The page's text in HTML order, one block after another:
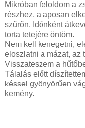
Mikróban feloldom a
részhez, alaposan
szűrőn. Időnként
torta tetejére öntöm.
Nem kell kenegetni,
eloszlatni a mázat, az
Visszateszem a
Tálalás előtt
késsel gyönyörűen
kemény.